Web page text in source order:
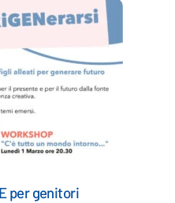
per genitori